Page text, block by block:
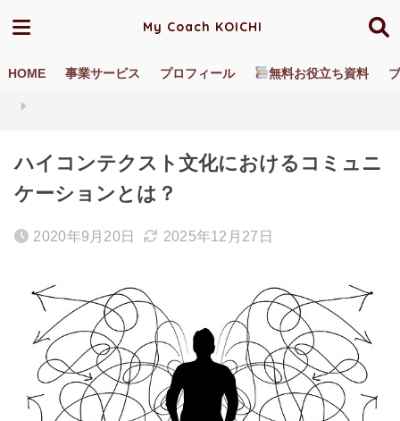
My Coach KOICHI
HOME 事業サービス プロフィール 無料お役立ち資料
ホーム ブログ／動画 直接的・間接的コミュニケーション
ハイコンテクスト文化におけるコミュニ
ケーションとは？
2020年9月20日 2025年12月27日